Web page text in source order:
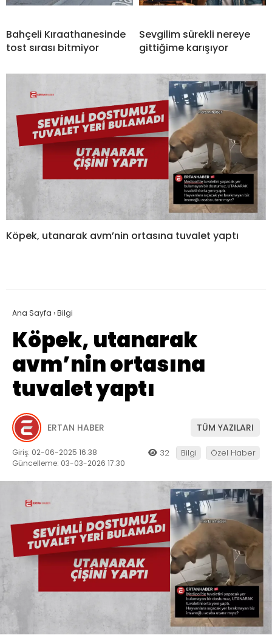
Bahçeli Kıraathanesinde
tost sırası bitmiyor
Sevgilim sürekli nereye
gittiğime karışıyor
Köpek, utanarak avm’nin ortasına tuvalet yaptı
Ana Sayfa ›Bilgi
Köpek, utanarak
avm’nin ortasına
tuvalet yaptı
ERTAN HABER TÜM YAZILARI
Giriş: 02-06-2025 16:38
Güncelleme: 03-03-2026 17:30
32 Bilgi Özel Haber